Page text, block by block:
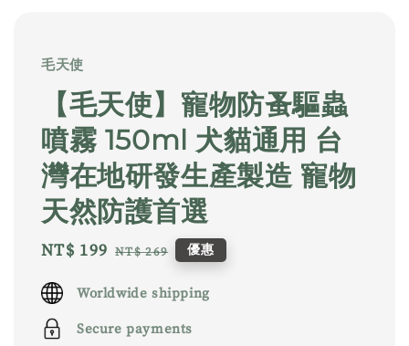
毛天使
【毛天使】寵物防蚤驅蟲
噴霧 150ml 犬貓通用 台
灣在地研發生產製造 寵物
天然防護首選
Sale
NT$ 199 Regular
NT$ 269 優惠
Worldwide shipping
Secure payments